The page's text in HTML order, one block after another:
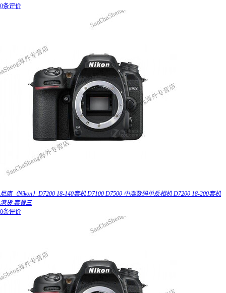
0条评价
尼康（Nikon）D7200 18-140套机 D7100 D7500 中端数码单反相机 D7200 18-200套机
港货 套餐三
0条评价